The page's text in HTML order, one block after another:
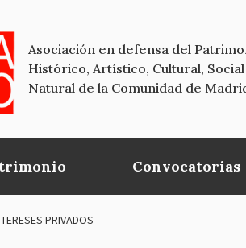
Asociación en defensa del
Histórico, Artístico, Cultural,
Natural de la Comunidad de
Convocatorias
PRIVADOS